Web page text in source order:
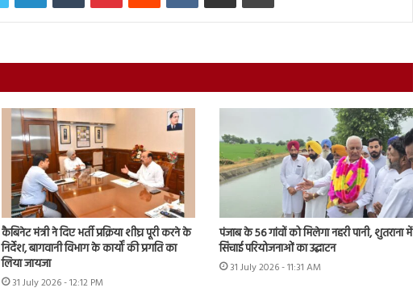
कैबिनेट मंत्री ने दिए भर्ती प्रक्रिया शीघ्र पूरी करने के
निर्देश, बागवानी विभाग के कार्यों की प्रगति का
लिया जायजा
31 July 2026 - 12:12 PM
पंजाब के 56 गांवों को मिलेगा नहरी पानी, शुतराना में
सिंचाई परियोजनाओं का उद्घाटन
31 July 2026 - 11:31 AM